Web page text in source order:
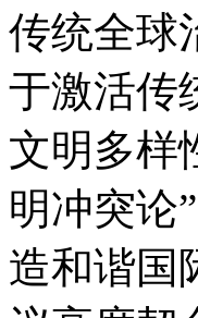
传统全球
于激活传
文明多样
明冲突论
造和谐国